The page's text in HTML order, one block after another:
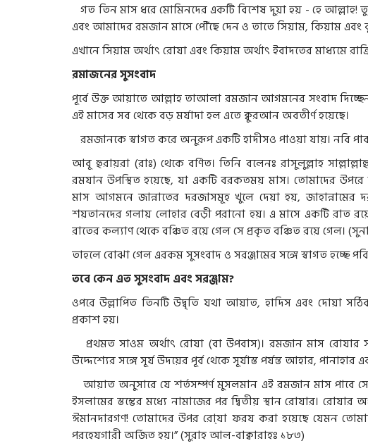
গত তিন মাস ধরে মোমিনদের একটি বিশেষ দুয়া হয় - হে
এবং আমাদের রমজান মাসে পৌঁছে দেন ও তাতে সিয়াম, কিয়াম
এখানে সিয়াম অর্থাৎ রোযা এবং কিয়াম অর্থাৎ ইবাদতের মাধ্যমে
রমাজনের সুসংবাদ
পূর্বে উক্ত আয়াতে আল্লাহ তাআলা রমজান আগমনের সংবাদ
এই মাসের সব থেকে বড় মর্যাদা হল এতে ক্বুরআন অবতীর্ণ হয়েছে।
রমজানকে স্বাগতকরে অনুরূপএকটি হাদীসওপাওয়া যায়।নবি
আবূ হুরায়রা (রাঃ) থেকে বর্ণিত। তিনি বলেনঃ রাসুলুল্লাহ
রমযান উপস্থিত হয়েছে, যা একটি বরকতময় মাস। তোমাদের
মাস আগমনে জান্নাতের দরজাসমূহ খুলে দেয়া হয়,
শয়তানদের গলায় লোহার বেড়ী পরানো হয়। এ মাসে একটি রাত
রাতের কল্যাণ থেকে বঞ্চিত রয়ে গেল সে প্রকৃত বঞ্চিত রয়ে গেল।
তাহলে বোঝা গেল এরকম সুসংবাদ ও সরঞ্জামের সঙ্গে স্বাগত হচ্ছে
তবে কেন এত সুসংবাদ এবং সরঞ্জাম?
ওপরে উল্লাপিত তিনটি উদ্বৃতি যথা আয়াত, হাদিস এবং দোয়া
প্রকাশ হয়।
প্রথমত সাওম অর্থাৎ রোযা (বা উপবাস)। রমজান মাস রোযার
উদ্দেশ্যের সঙ্গে সূর্য উদয়ের পূর্ব থেকে সূর্যাস্ত পর্যন্ত আহার,
আয়াত অনুসারে যে শর্তসম্পর্ণ মুসলমান এই রমজান মাস পাবে
ইসলামের স্তম্ভের মধ্যে নামাজের পর দ্বিতীয় স্থান রোযার।
ঈমানদারগণ! তোমাদের উপর রো্যা ফরয করা হয়েছে যেমন
পরহেযগারী অর্জিত হয়।” (সুরাহ আল-বাক্বারাহঃ ১৮৩)